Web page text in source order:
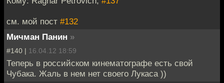
см. мой пост #132
Мичман Панин »
#140 | 16.04.12 18:59
Теперь в российском кинематографе есть свой
Чубака. Жаль в нем нет своего Лукаса ))